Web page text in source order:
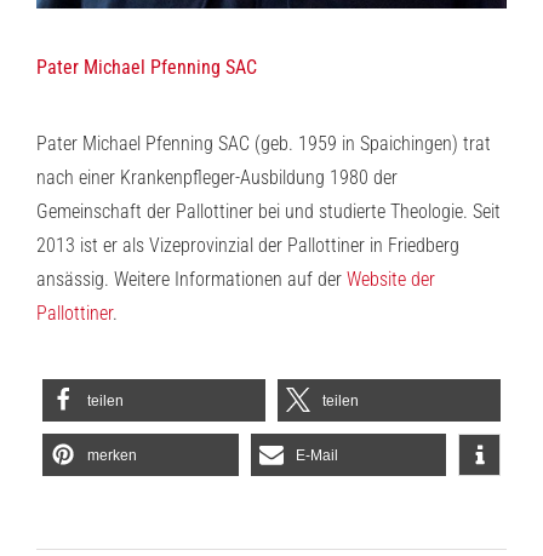
Pater Michael Pfenning SAC
Pater Michael Pfenning SAC (geb. 1959 in Spaichingen) trat
nach einer Krankenpfleger-Ausbildung 1980 der
Gemeinschaft der Pallottiner bei und studierte Theologie. Seit
2013 ist er als Vizeprovinzial der Pallottiner in Friedberg
ansässig. Weitere Informationen auf der Website der
Pallottiner.
teilen teilen
merken E-Mail